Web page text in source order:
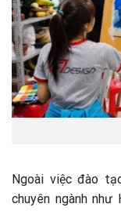
Ngoài việc đào
chuyên ngành